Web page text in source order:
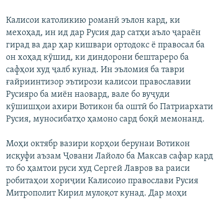
Ҳамаи сомонаҳои RFE/RL
Калисои католикию романӣ эълон кард, ки
мехоҳад, ин ид дар Русия дар сатҳи аъло ҷараён
гирад ва дар ҳар кишвари ортодокс ё правосал ба
он хоҳад кӯшид, ки диндорони бештареро ба
сафҳои худ ҷалб кунад. Ин эъломия ба таври
ғайриинтизор эътирози калисои православии
Русияро ба миён наовард, вале бо вуҷуди
кӯшишҳои ахири Вотикон ба оштӣ бо Патриархати
Русия, муносибатҳо ҳамоно сард боқӣ мемонанд.
Моҳи октябр вазири корҳои берунаи Вотикон
исқуфи аъзам Ҷовани Лайоло ба Максав сафар кард
то бо ҳамтои руси худ Сергей Лавров ва раиси
робитаҳои хориҷии Калисоио православи Русия
Митрополит Кирил мулоқот кунад. Дар моҳи